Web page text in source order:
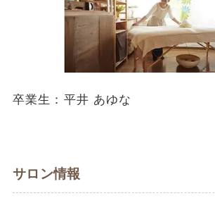
卒業生：平井 あゆな
サロン情報